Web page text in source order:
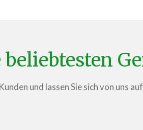
beliebtesten
und lassen Sie sich von uns